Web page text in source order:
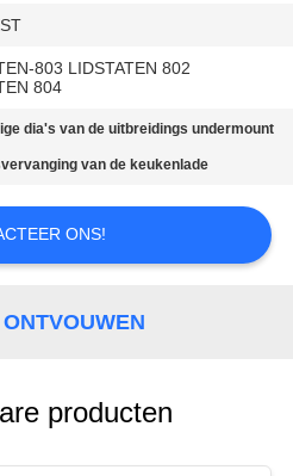
803 LIDSTATEN 802
804
dia's van de uitbreidings undermount
van de keukenlade
ONS!
producten